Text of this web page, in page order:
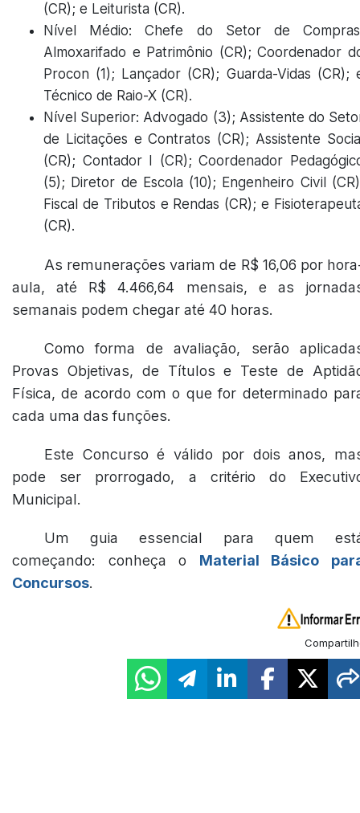
(CR); e Leiturista (CR).
Nível Médio: Chefe do Setor de
Almoxarifado e Patrimônio (CR); Coordenador
Procon (1); Lançador (CR); Guarda-Vidas (CR);
Técnico de Raio-X (CR).
Nível Superior: Advogado (3); Assistente do
de Licitações e Contratos (CR); Assistente
(CR); Contador I (CR); Coordenador
(5); Diretor de Escola (10); Engenheiro Civil
Fiscal de Tributos e Rendas (CR); e
(CR).
As remunerações variam de R$ 16,06 por
aula, até R$ 4.466,64 mensais, e as
semanais podem chegar até 40 horas.
Como forma de avaliação, serão
Provas Objetivas, de Títulos e Teste de
Física, de acordo com o que for determinado
cada uma das funções.
Este Concurso é válido por dois anos,
pode ser prorrogado, a critério do
Municipal.
Um guia essencial para quem
começando: conheça o Material Básico
Concursos.